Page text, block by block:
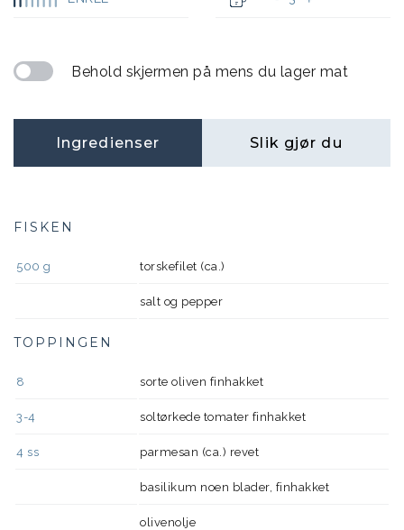
Behold skjermen på mens du lager mat
Ingredienser Slik gjør du
FISKEN
500 g torskefilet (ca.)
salt og pepper
TOPPINGEN
8 sorte oliven finhakket
3-4 soltørkede tomater finhakket
4 ss parmesan (ca.) revet
basilikum noen blader, finhakket
olivenolje